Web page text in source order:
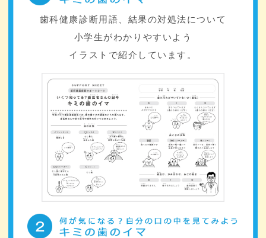
歯科健康診断用語、結果の対処法について
小学生がわかりやすいよう
イラストで紹介しています。